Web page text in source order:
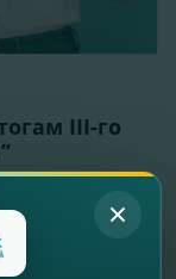
III-го